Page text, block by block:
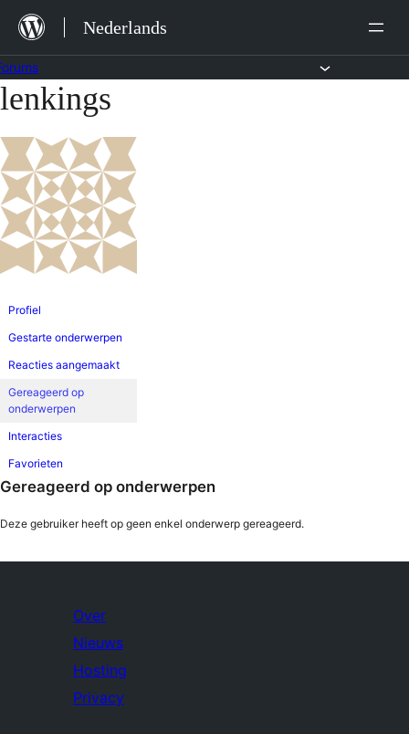
naar
de
inhoud
Nederlands
Ga
de
inhoud
lenkings
Profiel
Gestarte onderwerpen
Reacties aangemaakt
Gereageerd op
onderwerpen
Interacties
Favorieten
Gereageerd op onderwerpen
Deze gebruiker heeft op geen enkel onderwerp gereageerd.
Over
Nieuws
Hosting
Privacy